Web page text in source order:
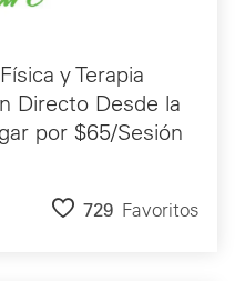
y Terapia
Directo Desde la
por $65/Sesión
729 Favoritos